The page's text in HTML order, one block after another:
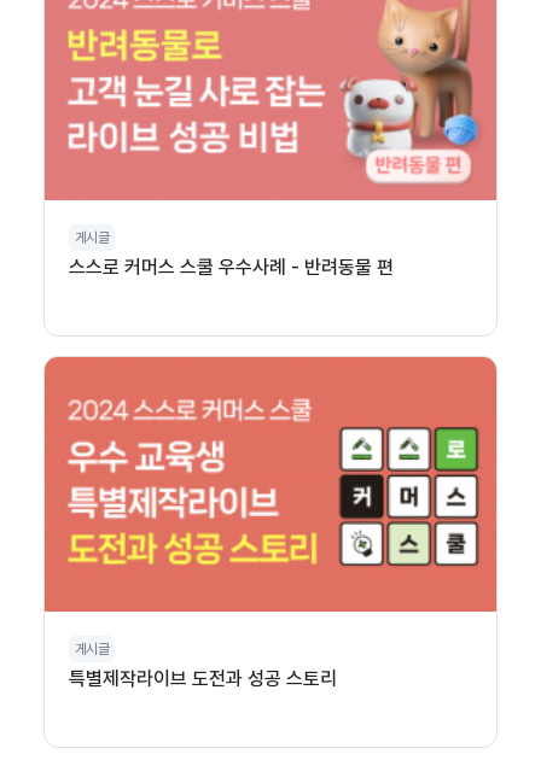
게시글
스스로 커머스 스쿨 우수사례 - 반려동물 편
게시글
특별제작라이브 도전과 성공 스토리